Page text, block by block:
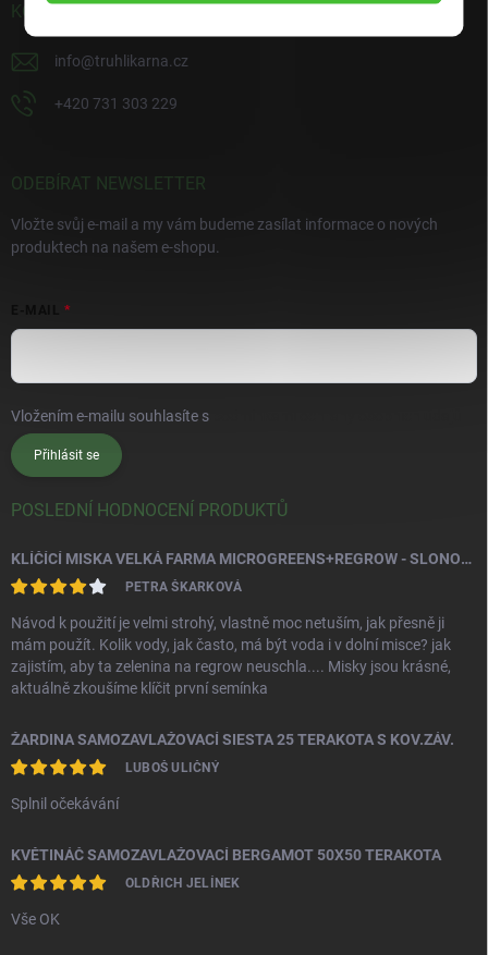
KONTAKT
info@truhlikarna.cz
+420 731 303 229
ODEBÍRAT NEWSLETTER
Vložte svůj e-mail a my vám budeme zasílat informace o nových
produktech na našem e-shopu.
Vložením e-mailu souhlasíte s
Přihlásit se
POSLEDNÍ HODNOCENÍ PRODUKTŮ
KLÍČÍCÍ MISKA VELKÁ FARMA MICROGREENS+REGROW - SLONOVÁ KOST
PETRA ŠKARKOVÁ
Návod k použití je velmi strohý, vlastně moc netuším, jak přesně ji
mám použít. Kolik vody, jak často, má být voda i v dolní misce? jak
zajistím, aby ta zelenina na regrow neuschla.... Misky jsou krásné,
aktuálně zkoušíme klíčit první semínka
ŽARDINA SAMOZAVLAŽOVACÍ SIESTA 25 TERAKOTA S KOV.ZÁV.
LUBOŠ ULIČNÝ
Splnil očekávání
KVĚTINÁČ SAMOZAVLAŽOVACÍ BERGAMOT 50X50 TERAKOTA
OLDŘICH JELÍNEK
Vše OK